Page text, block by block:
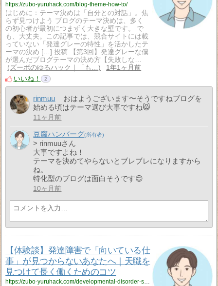
https://zubo-yuruhack.com/blog-theme-how-to/
はじめに：テーマ決めは「自分との対話」。焦
らず見つけよう ブログのテーマ決めは、多く
の初心者が最初につまずく大きな壁です。 で
も、大丈夫。この記事では、競合サイトには載
っていない「発達グレーの特性」を活かしたテ
ーマの決め […] 投稿 【第3回】発達グレーな僕
が選んだブログテーマの決め方【失敗しな…
ズーボのゆるハック｜「も…
1年1ヶ月前
いいね！
2
rinmuu
おはようございます〜そうですねブログを
始める頃はテーマ選び大事ですね😸
11ヶ月前
豆腐ハンバーグ
> rinmuuさん
大事ですよね！
テーマを決めてやらないとブレブレになりますから
ね。
特化型のブログは面白そうです😊
10ヶ月前
【体験談】発達障害で「向いている仕
事」が見つからないあなたへ｜天職を
見つけて長く働くためのコツ
https://zubo-yuruhack.com/developmental-disorder-suitable-job/